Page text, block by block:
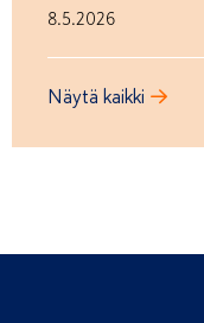
8.5.2026
Näytä kaikki